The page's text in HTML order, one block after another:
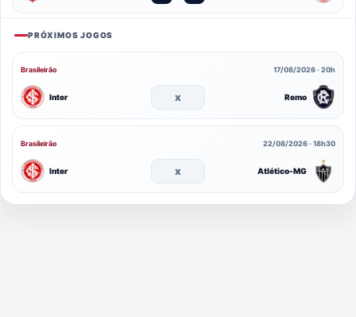
PRÓXIMOS JOGOS
Brasileirão 17/08/2026 · 20h
Inter x Remo
Brasileirão 22/08/2026 · 18h30
Inter x Atlético-MG